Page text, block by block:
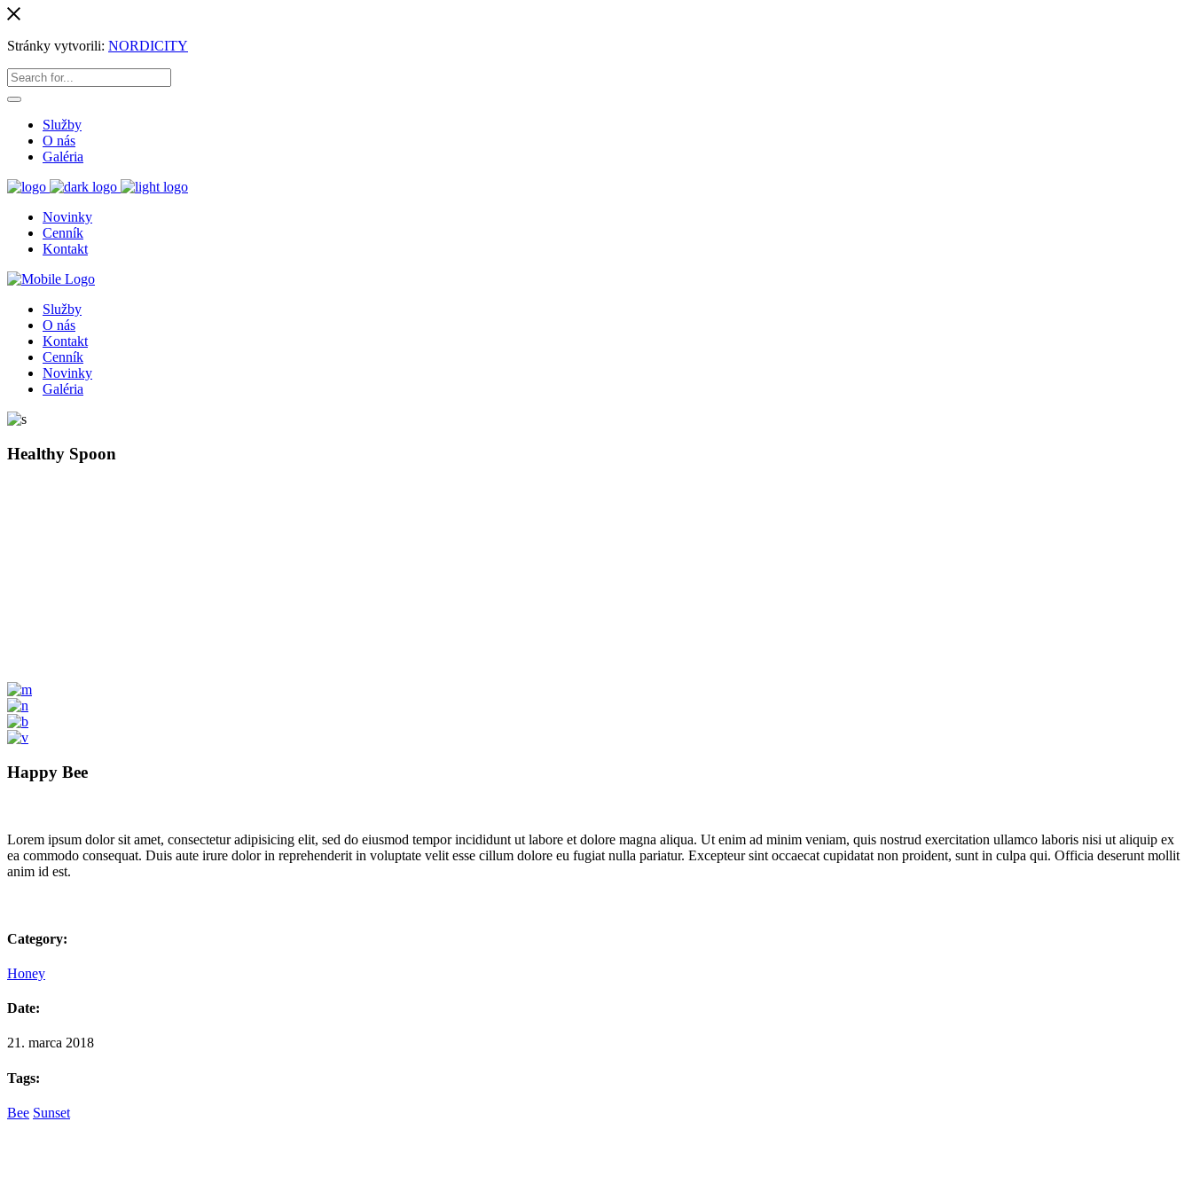
Stránky vytvorili: NORDICITY
Služby
O nás
Galéria
Novinky
Cenník
Kontakt
Služby
O nás
Kontakt
Cenník
Novinky
Galéria
Healthy Spoon
Happy Bee
Lorem ipsum dolor sit amet, consectetur adipisicing elit, sed do eiusmod tempor incididunt ut labore et dolore magna aliqua. Ut enim ad minim veniam, quis nostrud exercitation ullamco laboris nisi ut aliquip ex
ea commodo consequat. Duis aute irure dolor in reprehenderit in voluptate velit esse cillum dolore eu fugiat nulla pariatur. Excepteur sint occaecat cupidatat non proident, sunt in culpa qui. Officia deserunt mollit
anim id est.
Category:
Honey
Date:
21. marca 2018
Tags:
Bee Sunset